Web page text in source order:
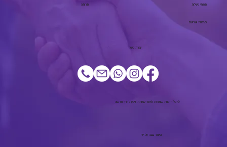
תרומה תחומי פעילות
פעילויות ואירועים
© כל הזכויות שמורות לאתר עמותת זינוק לדרך חדשה
האתר נבנה על ידי
יצירת קשר